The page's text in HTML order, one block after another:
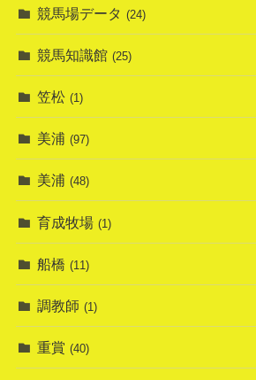
競馬場データ (24)
競馬知識館 (25)
笠松 (1)
美浦 (97)
美浦 (48)
育成牧場 (1)
船橋 (11)
調教師 (1)
重賞 (40)